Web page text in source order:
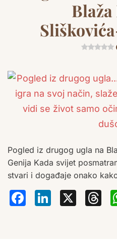
Pogled iz drugog ugla na
Genija Kada svijet
stvari i događaje onako
X